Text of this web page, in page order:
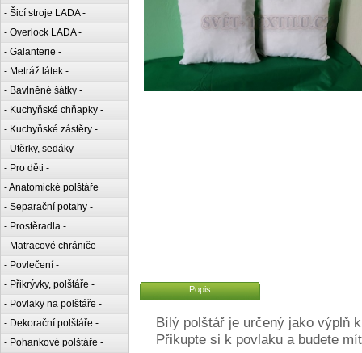
- Šicí stroje LADA -
- Overlock LADA -
- Galanterie -
- Metráž látek -
- Bavlněné šátky -
- Kuchyňské chňapky -
- Kuchyňské zástěry -
- Utěrky, sedáky -
- Pro děti -
- Anatomické polštáře
- Separační potahy -
- Prostěradla -
- Matracové chrániče -
- Povlečení -
- Přikrývky, polštáře -
- Povlaky na polštáře -
- Dekorační polštáře -
- Pohankové polštáře -
Popis
Bílý polštář je určený jako výplň
Přikupte si k povlaku a budete